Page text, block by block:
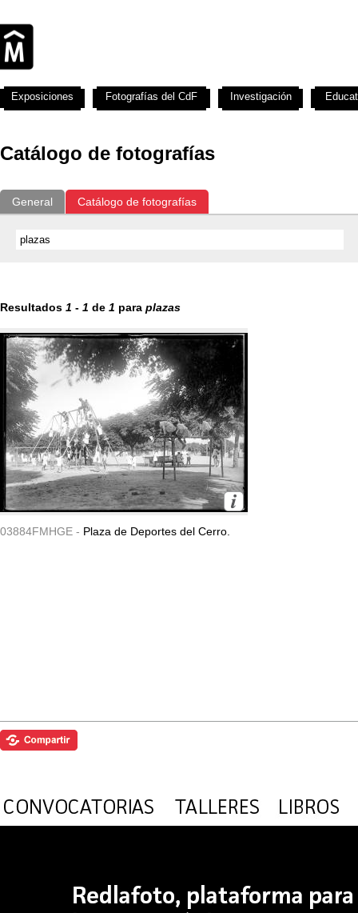
Catálogo de fotografías
General Catálogo de fotografías
Resultados 1 - 1 de 1 para plazas
03884FMHGE - Plaza de Deportes del Cerro.
Exposiciones Fotografías del CdF Investigación